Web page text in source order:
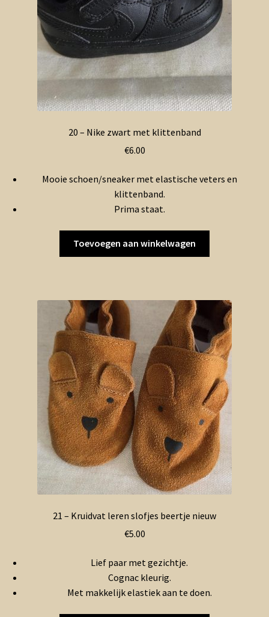
20 – Nike zwart met klittenband
€6.00
Mooie schoen/sneaker met elastische veters en
klittenband.
Prima staat.
Toevoegen aan winkelwagen
21 – Kruidvat leren slofjes beertje nieuw
€5.00
Lief paar met gezichtje.
Cognac kleurig.
Met makkelijk elastiek aan te doen.